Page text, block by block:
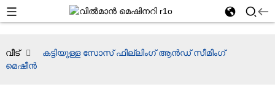
വീട്
കട്ടിയുള്ള സോസ് ഫില്ലിംഗ് ആൻഡ് സീമിംഗ്
മെഷീൻ